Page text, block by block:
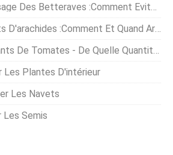
:comment Éviter De Trop Arroser Les Betteraves
:comment Et Quand Arroser Un Plant D'arachides
- De Quelle Quantité D'eau Les Plants De Tomates Ont-Ils Besoin
Les Plantes D'intérieur
Les Navets
Les Semis